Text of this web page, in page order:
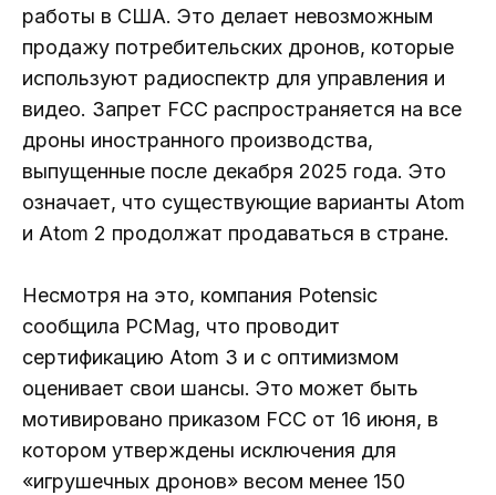
работы в США. Это делает невозможным
продажу потребительских дронов, которые
используют радиоспектр для управления и
видео. Запрет FCC распространяется на все
дроны иностранного производства,
выпущенные после декабря 2025 года. Это
означает, что существующие варианты Atom
и Atom 2 продолжат продаваться в стране.
Несмотря на это, компания Potensic
сообщила PCMag, что проводит
сертификацию Atom 3 и с оптимизмом
оценивает свои шансы. Это может быть
мотивировано приказом FCC от 16 июня, в
котором утверждены исключения для
«игрушечных дронов» весом менее 150